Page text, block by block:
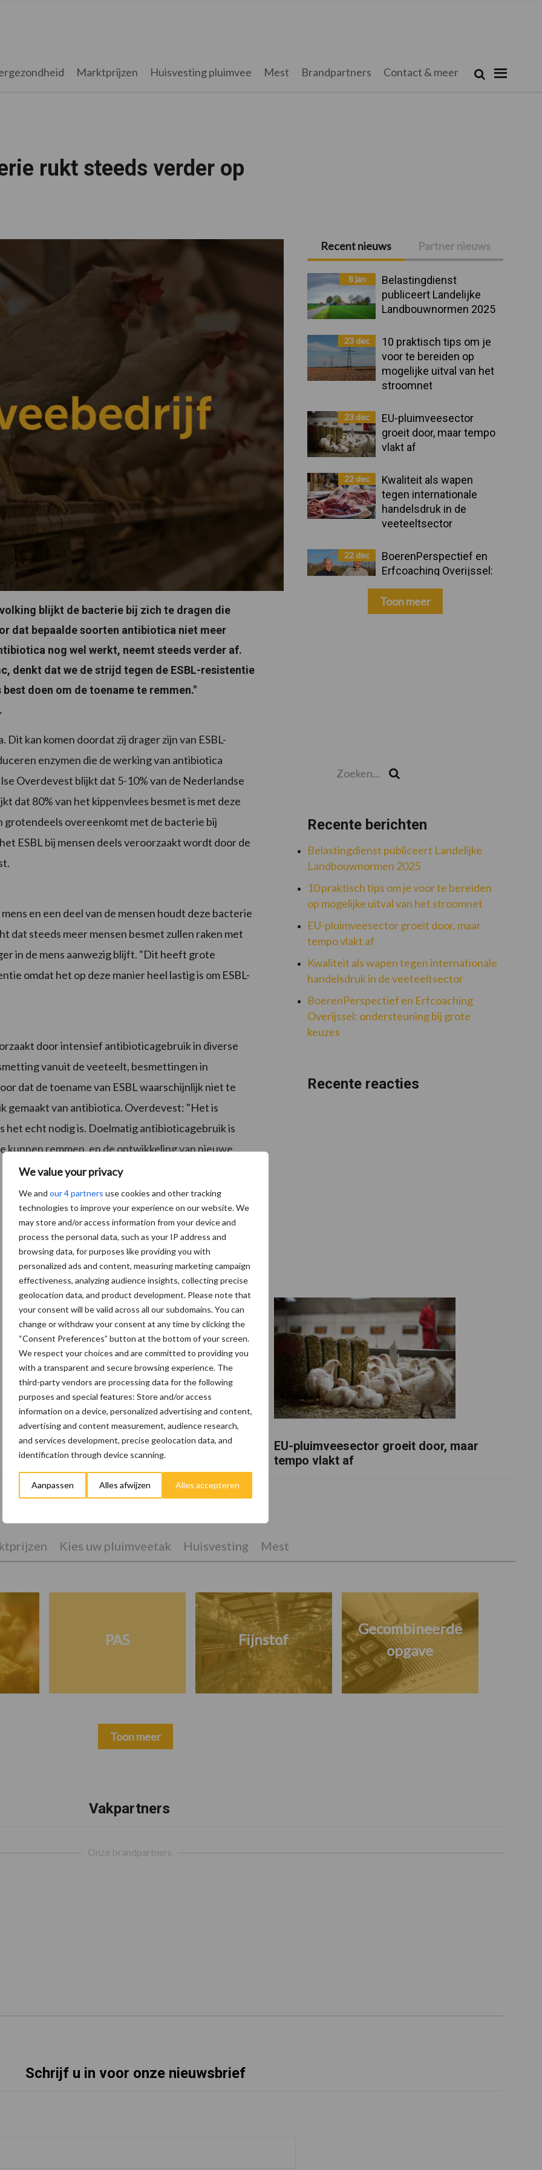
We value your privacy
We and our 4 partners use cookies and other tracking
technologies to improve your experience on our website. We
may store and/or access information from your device and
process the personal data, such as your IP address and
browsing data, for purposes like providing you with
personalized ads and content, measuring marketing campaign
effectiveness, analyzing audience insights, collecting precise
geolocation data, and product development. Please note that
your consent will be valid across all our subdomains. You can
change or withdraw your consent at any time by clicking the
“Consent Preferences” button at the bottom of your screen.
We respect your choices and are committed to providing you
with a transparent and secure browsing experience. The
third-party vendors are processing data for the following
purposes and special features: Store and/or access
information on a device, personalized advertising and content,
advertising and content measurement, audience research,
and services development, precise geolocation data, and
identification through device scanning.
Aanpassen Alles afwijzen Alles accepteren
Marktprijzen Huisvesting pluimvee Mest Brandpartners Contact & meer Zoek
rukt steeds verder op
blijkt de bacterie bij zich te dragen die
dat bepaalde soorten antibiotica niet meer
nog wel werkt, neemt steeds verder af.
denkt dat we de strijd tegen de ESBL-resistentie
doen om de toename te remmen."
kan komen doordat zij drager zijn van ESBL-
enzymen die de werking van antibiotica
Overdevest blijkt dat 5-10% van de Nederlandse
dat 80% van het kippenvlees besmet is met deze
overeenkomt met de bacterie bij
ESBL bij mensen deels veroorzaakt wordt door de
en een deel van de mensen houdt deze bacterie
dat steeds meer mensen besmet zullen raken met
in de mens aanwezig blijft. "Dit heeft grote
omdat het op deze manier heel lastig is om ESBL-
door intensief antibioticagebruik in diverse
vanuit de veeteelt, besmettingen in
dat de toename van ESBL waarschijnlijk niet te
gemaakt van antibiotica. Overdevest: "Het is
het echt nodig is. Doelmatig antibioticagebruik is
kunnen remmen, en de ontwikkeling van nieuwe
Primaire
Sidebar
Recent nieuws Partner nieuws
8 jan
Belastingdienst
publiceert Landelijke
Landbouwnormen 2025
23 dec
10 praktisch tips om je
voor te bereiden op
mogelijke uitval van het
stroomnet
23 dec
EU-pluimveesector
groeit door, maar tempo
vlakt af
22 dec
Kwaliteit als wapen
tegen internationale
handelsdruk in de
veeteeltsector
22 dec
BoerenPerspectief en
Erfcoaching Overijssel:
ondersteuning bij grote
keuzes
Toon meer
Recente berichten
Belastingdienst publiceert Landelijke
Landbouwnormen 2025
10 praktisch tips om je voor te bereiden
op mogelijke uitval van het stroomnet
EU-pluimveesector groeit door, maar
tempo vlakt af
Kwaliteit als wapen tegen internationale
handelsdruk in de veeteeltsector
BoerenPerspectief en Erfcoaching
Overijssel: ondersteuning bij grote
keuzes
Recente reacties
10 praktisch tips om je voor te bereiden
op mogelijke uitval van het stroomnet
EU-pluimveesector groeit door, maar
tempo vlakt af
Kies uw pluimveetak Huisvesting Mest
PAS Fijnstof
Gecombineerde
opgave
Toon meer
Vakpartners
Onze brandpartners
Schrijf u in voor onze nieuwsbrief